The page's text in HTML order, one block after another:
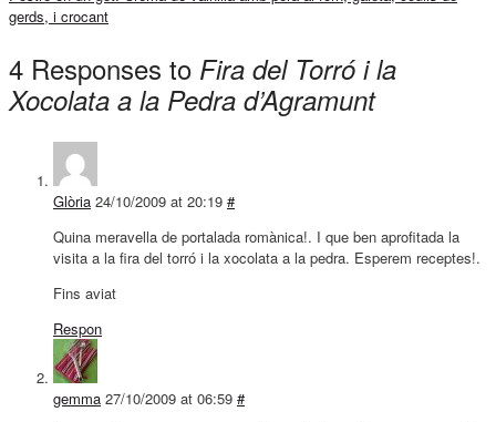
gerds, i crocant
4 Responses to Fira del Torró i la
Xocolata a la Pedra d’Agramunt
Glòria 24/10/2009 at 20:19 #
Quina meravella de portalada romànica!. I que ben aprofitada la
visita a la fira del torró i la xocolata a la pedra. Esperem receptes!.
Fins aviat
Respon
gemma 27/10/2009 at 06:59 #